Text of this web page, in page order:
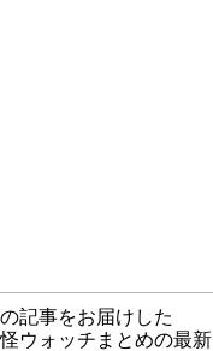
記事をお届けした
ウォッチまとめの最新